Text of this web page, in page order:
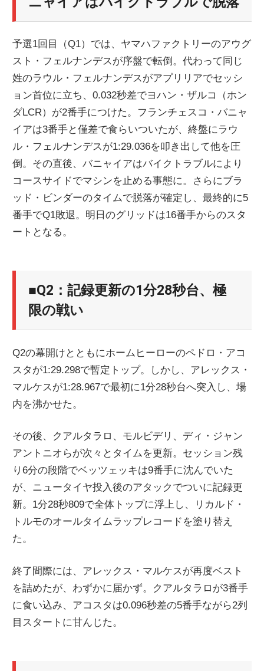
ス
予選1回目（Q1）では、ヤマハファクトリーのアウグ
スト・フェルナンデスが序盤で転倒。代わって同じ
姓のラウル・フェルナンデスがアプリリアでセッシ
ョン首位に立ち、0.032秒差でヨハン・ザルコ（ホン
ダLCR）が2番手につけた。フランチェスコ・バニャ
イアは3番手と僅差で食らいついたが、終盤にラウ
ル・フェルナンデスが1:29.036を叩き出して他を圧
倒。その直後、バニャイアはバイクトラブルにより
コースサイドでマシンを止める事態に。さらにブラ
ッド・ビンダーのタイムで脱落が確定し、最終的に5
番手でQ1敗退。明日のグリッドは16番手からのスタ
ートとなる。
■Q2：記録更新の1分28秒台、極
限の戦い
Q2の幕開けとともにホームヒーローのペドロ・アコ
スタが1:29.298で暫定トップ。しかし、アレックス・
マルケスが1:28.967で最初に1分28秒台へ突入し、場
内を沸かせた。
その後、クアルタラロ、モルビデリ、ディ・ジャン
アントニオらが次々とタイムを更新。セッション残
り6分の段階でベッツェッキは9番手に沈んでいた
が、ニュータイヤ投入後のアタックでついに記録更
新。1分28秒809で全体トップに浮上し、リカルド・
トルモのオールタイムラップレコードを塗り替え
た。
終了間際には、アレックス・マルケスが再度ベスト
を詰めたが、わずかに届かず。クアルタラロが3番手
に食い込み、アコスタは0.096秒差の5番手ながら2列
目スタートに甘んじた。